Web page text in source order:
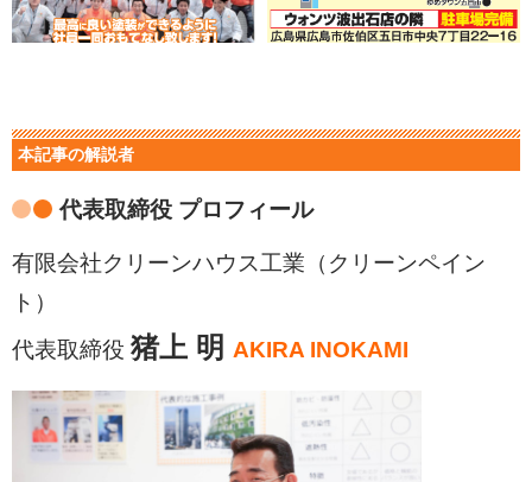
本記事の解説者
代表取締役 プロフィール
有限会社クリーンハウス工業（クリーンペイン
ト）
代表取締役 猪上 明 AKIRA INOKAMI